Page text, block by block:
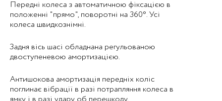
Передні колеса з автоматичною фіксацією в
положенні "прямо", поворотні на 360°. Усі
колеса швидкознімні.
Задня вісь шасі обладнана регульованою
двоступеневою амортизацією.
Антишокова амортизація передніх коліс
поглинає вібрації в разі потрапляння колеса в
ямку і в разі удару об перешкоду.